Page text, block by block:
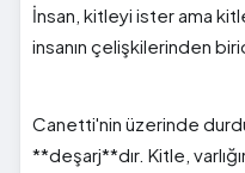
İnsan, kitleyi ister ama
insanın çelişkilerinden
Canetti'nin üzerinde
**deşarj**dır. Kitle,